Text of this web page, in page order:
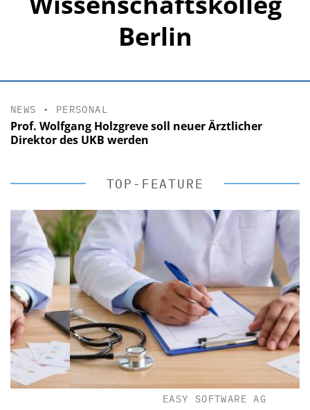
Berlin
NEWS • PERSONAL
Prof. Wolfgang Holzgreve soll neuer Ärztlicher
Direktor des UKB werden
TOP-FEATURE
EASY SOFTWARE AG